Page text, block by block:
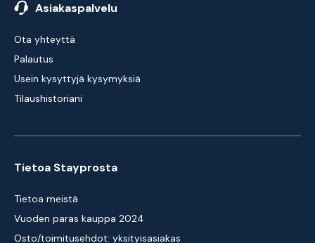
Asiakaspalvelu
Ota yhteyttä
Palautus
Usein kysyttyjä kysymyksiä
Tilaushistoriani
Tietoa Stayprosta
Tietoa meistä
Vuoden paras kauppa 2024
Osto/toimitusehdot: yksityisasiakas